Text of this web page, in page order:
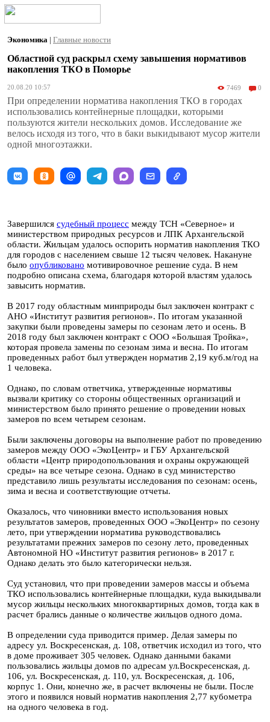
Экономика | Главные новости
Областной суд раскрыл схему завышения нормативов
накопления ТКО в Поморье
20.08.20 10:57 7469 0
При определении норматива накопления ТКО в городах
использовались контейнерные площадки, которыми
пользуются жители нескольких домов. Исследование же
велось исходя из того, что в баки выкидывают мусор жители
одной многоэтажки.
Завершился судебный процесс между ТСН «Северное» и
министерством природных ресурсов и ЛПК Архангельской
области. Жильцам удалось оспорить норматив накопления ТКО
для городов с населением свыше 12 тысяч человек. Накануне
было опубликовано мотивировочное решение суда. В нем
подробно описана схема, благодаря которой властям удалось
завысить норматив.
В 2017 году областным минприроды был заключен контракт с
АНО «Институт развития регионов». По итогам указанной
закупки были проведены замеры по сезонам лето и осень. В
2018 году был заключен контракт с ООО «Большая Тройка»,
которая провела замены по сезонам зима и весна. По итогам
проведенных работ был утвержден норматив 2,19 куб.м/год на
1 человека.
Однако, по словам ответчика, утвержденные нормативы
вызвали критику со стороны общественных организаций и
министерством было принято решение о проведении новых
замеров по всем четырем сезонам.
Были заключены договоры на выполнение работ по проведению
замеров между ООО «ЭкоЦентр» и ГБУ Архангельской
области «Центр природопользования и охраны окружающей
среды» на все четыре сезона. Однако в суд министерство
представило лишь результаты исследования по сезонам: осень,
зима и весна и соответствующие отчеты.
Оказалось, что чиновники вместо использования новых
результатов замеров, проведенных ООО «ЭкоЦентр» по сезону
лето, при утверждении норматива руководствовались
результатами прежних замеров по сезону лето, проведенных
Автономной НО «Институт развития регионов» в 2017 г.
Однако делать это было категорически нельзя.
Суд установил, что при проведении замеров массы и объема
ТКО использовались контейнерные площадки, куда выкидывали
мусор жильцы нескольких многоквартирных домов, тогда как в
расчет брались данные о количестве жильцов одного дома.
В определении суда приводится пример. Делая замеры по
адресу ул. Воскресенская, д. 108, ответчик исходил из того, что
в доме проживает 305 человек. Однако данными баками
пользовались жильцы домов по адресам ул.Воскресенская, д.
106, ул. Воскресенская, д. 110, ул. Воскресенская, д. 106,
корпус 1. Они, конечно же, в расчет включены не были. После
этого и появился новый норматив накопления 2,77 кубометра
на одного человека в год.